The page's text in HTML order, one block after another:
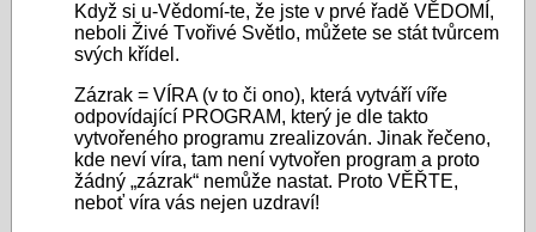
Když si u-Vědomí-te, že jste v prvé řadě VĚDOMÍ,
neboli Živé Tvořivé Světlo, můžete se stát tvůrcem
svých křídel.
Zázrak = VÍRA (v to či ono), která vytváří víře
odpovídající PROGRAM, který je dle takto
vytvořeného programu zrealizován. Jinak řečeno,
kde neví víra, tam není vytvořen program a proto
žádný „zázrak“ nemůže nastat. Proto VĚŘTE,
neboť víra vás nejen uzdraví!